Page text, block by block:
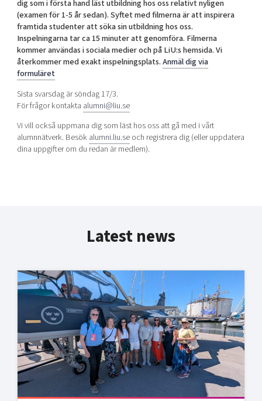
Current offers and activities
Reach out to us
Locations
dig som i första hand läst utbildning hos oss relativt nyligen
(examen för 1-5 år sedan). Syftet med filmerna är att inspirera
framtida studenter att söka sin utbildning hos oss.
Inspelningarna tar ca 15 minuter att genomföra. Filmerna
kommer användas i sociala medier och på LiU:s hemsida. Vi
återkommer med exakt inspelningsplats.Anmäl dig via
formuläret
Sista svarsdag är söndag 17/3.
För frågor kontakta alumni@liu.se
Vi vill också uppmana dig som läst hos oss att gå med i vårt
alumnnätverk. Besökalumni.liu.seoch registrera dig (eller uppdatera
dina uppgifter om du redan är medlem).
Latest news